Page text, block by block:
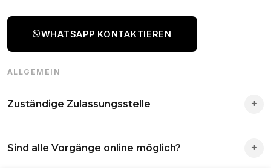
WHATSAPP KONTAKTIEREN
ALLGEMEIN
Zuständige Zulassungsstelle
Antrag wird automatisch an die richtige Stelle weitergeleitet.
Sind alle Vorgänge online möglich?